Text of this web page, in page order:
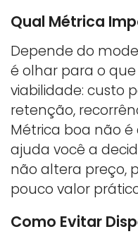
Qual Métrica
Depende do
é olhar para o
viabilidade: custo
retenção,
Métrica boa não
ajuda você a
não altera preço,
pouco valor
Como Evitar